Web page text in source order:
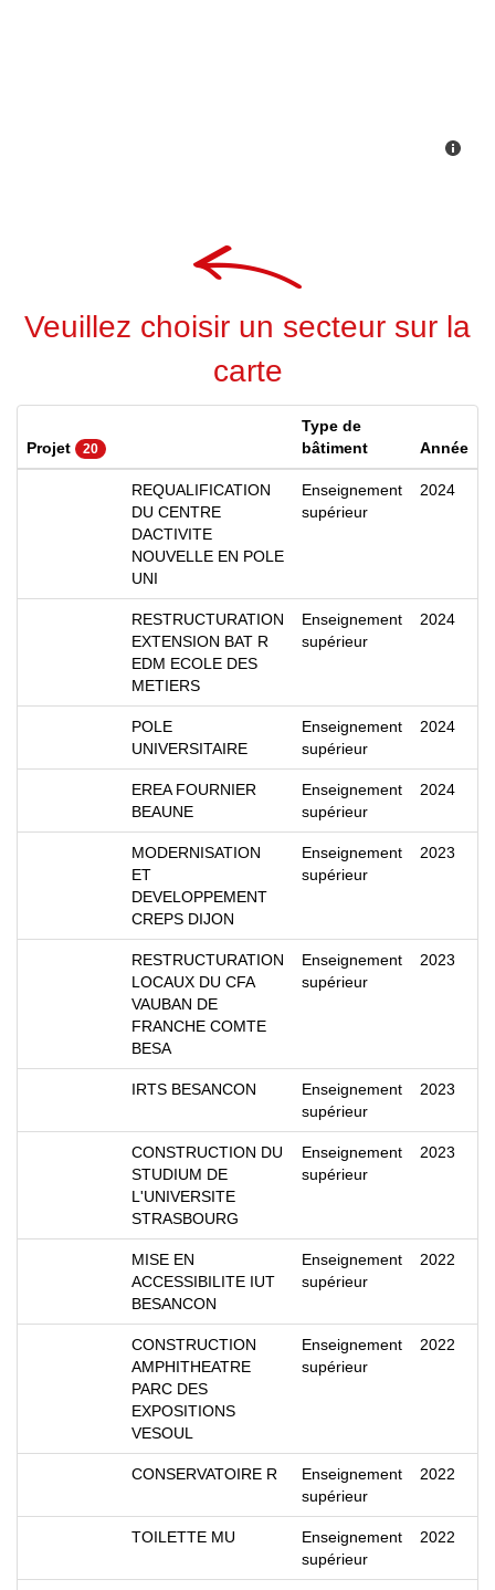
Veuillez choisir un secteur sur la
carte
Projet 20
Type de
bâtiment
Année
REQUALIFICATION
DU CENTRE
DACTIVITE
NOUVELLE EN POLE
UNI
Enseignement
supérieur
2024
RESTRUCTURATION
EXTENSION BAT R
EDM ECOLE DES
METIERS
Enseignement
supérieur
2024
POLE
UNIVERSITAIRE
Enseignement
supérieur
2024
EREA FOURNIER
BEAUNE
Enseignement
supérieur
2024
MODERNISATION
ET
DEVELOPPEMENT
CREPS DIJON
Enseignement
supérieur
2023
RESTRUCTURATION
LOCAUX DU CFA
VAUBAN DE
FRANCHE COMTE
BESA
Enseignement
supérieur
2023
IRTS BESANCON
Enseignement
supérieur
2023
CONSTRUCTION DU
STUDIUM DE
L'UNIVERSITE
STRASBOURG
Enseignement
supérieur
2023
MISE EN
ACCESSIBILITE IUT
BESANCON
Enseignement
supérieur
2022
CONSTRUCTION
AMPHITHEATRE
PARC DES
EXPOSITIONS
VESOUL
Enseignement
supérieur
2022
CONSERVATOIRE R
Enseignement
supérieur
2022
TOILETTE MU
Enseignement
supérieur
2022